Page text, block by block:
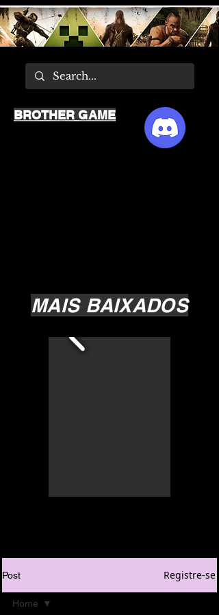
MAIS BAIXADOS
BROTHER GAME
Post Registre-se
Home